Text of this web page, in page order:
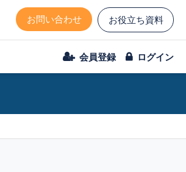
お問い合わせ お役立ち資料
会員登録 ログイン